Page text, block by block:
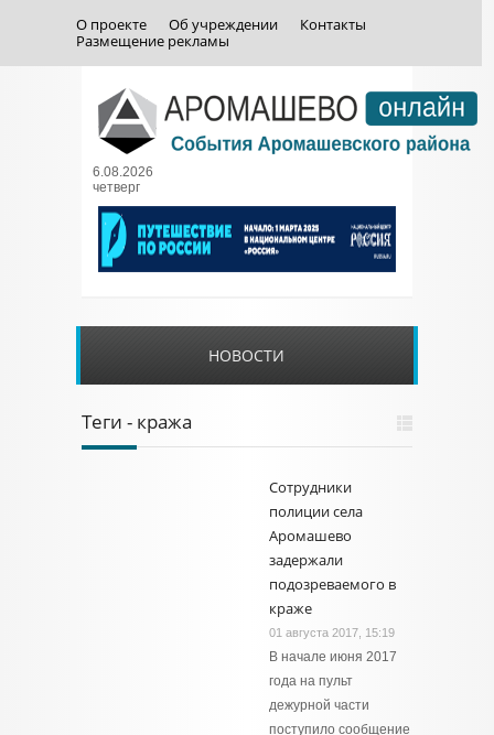
О проекте Об учреждении
Контакты
Размещение рекламы
6.08.2026
четверг
НОВОСТИ
Теги - кража
Сотрудники
полиции села
Аромашево
задержали
подозреваемого в
краже
01 августа 2017, 15:19
В начале июня 2017
года на пульт
дежурной части
поступило сообщение